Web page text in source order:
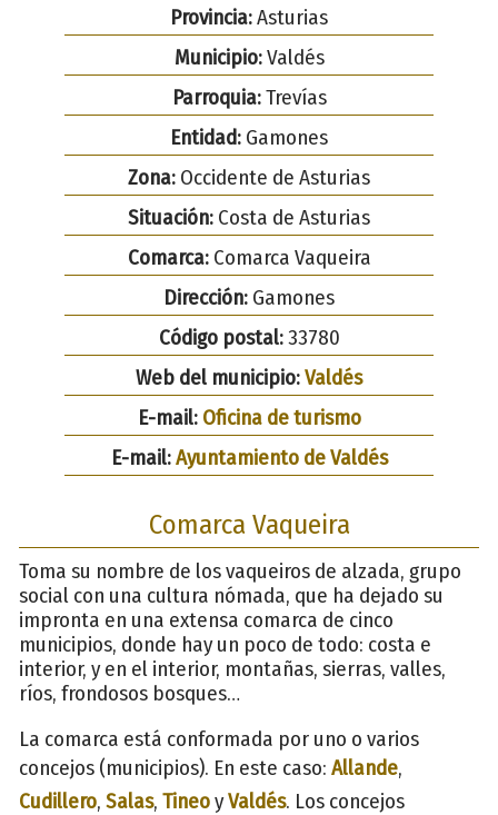
Provincia:Asturias
Municipio:Valdés
Parroquia:Trevías
Entidad: Gamones
Zona: Occidente de Asturias
Situación: Costa de Asturias
Comarca:Comarca Vaqueira
Dirección: Gamones
Código postal:33780
Web del municipio:Valdés
E-mail: Oficina de turismo
E-mail:Ayuntamiento de Valdés
Comarca Vaqueira
Toma su nombre de los vaqueiros de alzada, grupo
social con una cultura nómada, que ha dejado su
impronta en una extensa comarca de cinco
municipios, donde hay un poco de todo: costa e
interior, y en el interior, montañas, sierras, valles,
ríos, frondosos bosques…
La comarca está conformada por uno o varios
concejos (municipios). En este caso: Allande,
Cudillero, Salas, TineoyValdés. Los concejos